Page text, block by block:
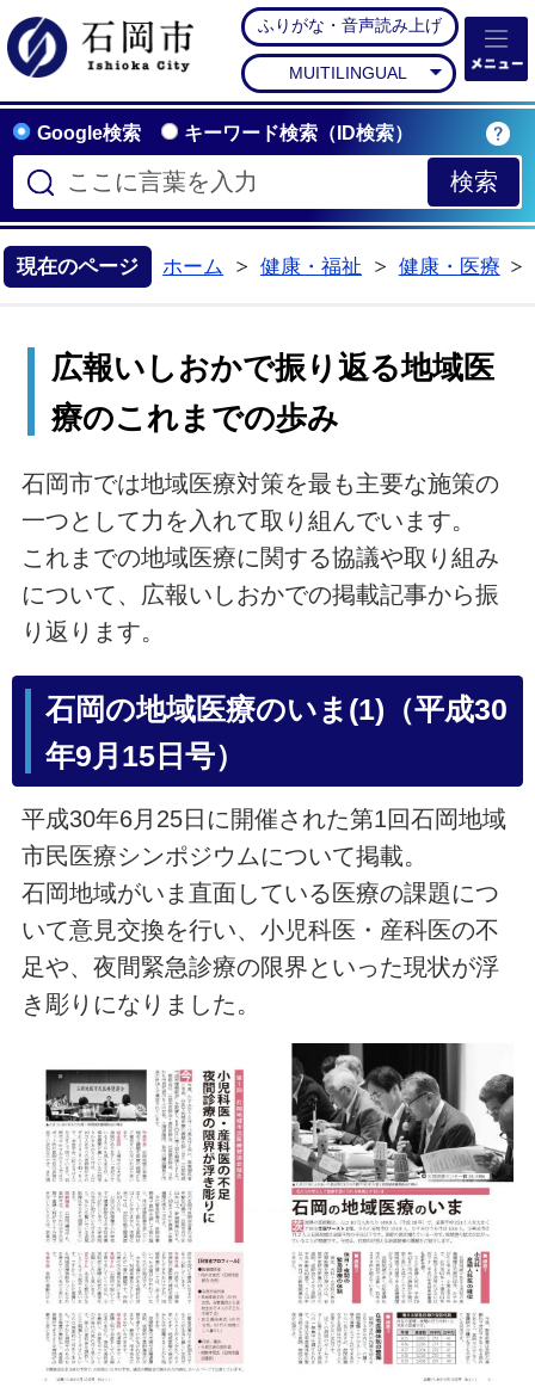
石岡市公式ホームペー
ふりがな・音声読み上げ
MUITILINGUAL
Google検索 キーワード検索（ID検索）
現在のページ ホーム
健康・福祉
健康・医療
広報いしおかで振り返る地域医
療のこれまでの歩み
石岡市では地域医療対策を最も主要な施策の
一つとして力を入れて取り組んでいます。
これまでの地域医療に関する協議や取り組み
について、広報いしおかでの掲載記事から振
り返ります。
石岡の地域医療のいま(1)（平成30
年9月15日号）
平成30年6月25日に開催された第1回石岡地域
市民医療シンポジウムについて掲載。
石岡地域がいま直面している医療の課題につ
いて意見交換を行い、小児科医・産科医の不
足や、夜間緊急診療の限界といった現状が浮
き彫りになりました。